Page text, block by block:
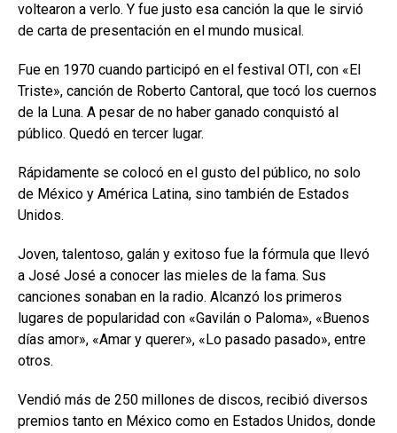
voltearon a verlo. Y fue justo esa canción la que le sirvió
de carta de presentación en el mundo musical.
Fue en 1970 cuando participó en el festival OTI, con «El
Triste», canción de Roberto Cantoral, que tocó los cuernos
de la Luna. A pesar de no haber ganado conquistó al
público. Quedó en tercer lugar.
Rápidamente se colocó en el gusto del público, no solo
de México y América Latina, sino también de Estados
Unidos.
Joven, talentoso, galán y exitoso fue la fórmula que llevó
a José José a conocer las mieles de la fama. Sus
canciones sonaban en la radio. Alcanzó los primeros
lugares de popularidad con «Gavilán o Paloma», «Buenos
días amor», «Amar y querer», «Lo pasado pasado», entre
otros.
Vendió más de 250 millones de discos, recibió diversos
premios tanto en México como en Estados Unidos, donde